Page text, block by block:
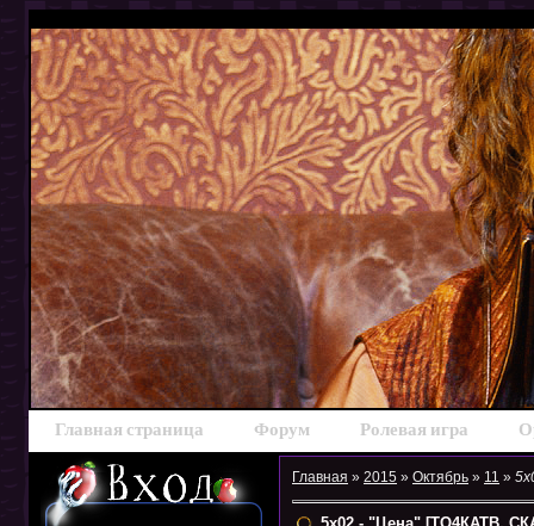
Главная страница Форум Ролевая игра
Главная » 2015 » Октябрь » 11 »